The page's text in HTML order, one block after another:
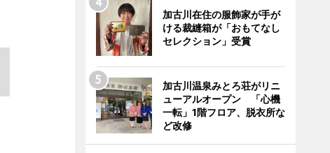
加古川在住の服飾家が手が
ける裁縫箱が「おもてなし
セレクション」受賞
加古川温泉みとろ荘がリニ
ューアルオープン 「心機
一転」1階フロア、脱衣所な
ど改修